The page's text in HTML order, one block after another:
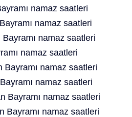
namaz saatleri
namaz saatleri
namaz saatleri
namaz saatleri
Bayramı namaz saatleri
namaz saatleri
Bayramı namaz saatleri
Bayramı namaz saatleri